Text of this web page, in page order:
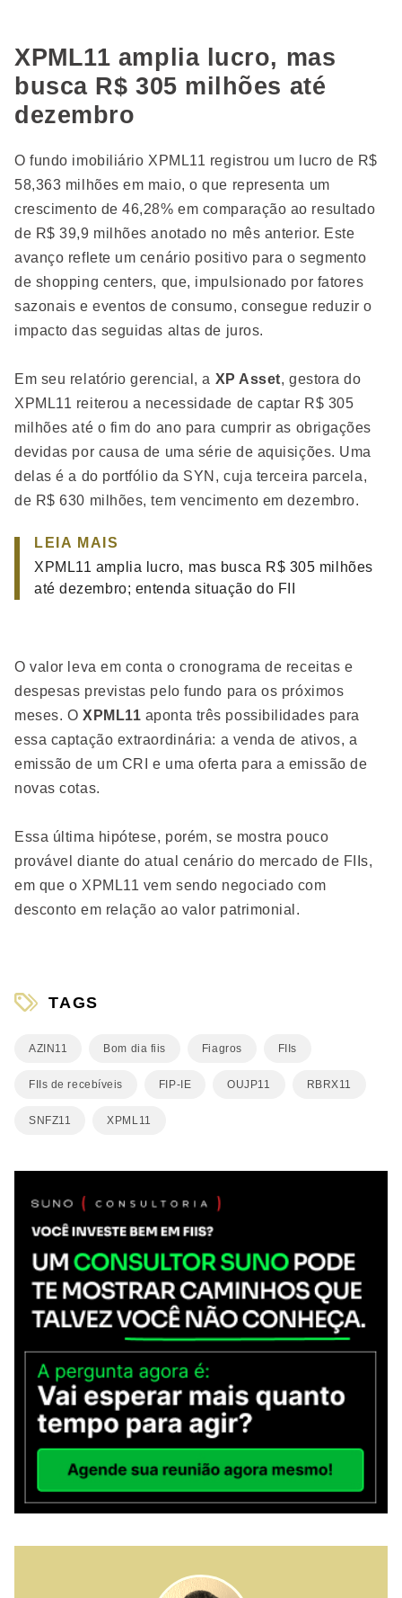
XPML11 amplia lucro, mas
busca R$ 305 milhões até
dezembro
O fundo imobiliário XPML11 registrou um lucro de R$
58,363 milhões em maio, o que representa um
crescimento de 46,28% em comparação ao resultado
de R$ 39,9 milhões anotado no mês anterior. Este
avanço reflete um cenário positivo para o segmento
de shopping centers, que, impulsionado por fatores
sazonais e eventos de consumo, consegue reduzir o
impacto das seguidas altas de juros.
Em seu relatório gerencial, a XP Asset, gestora do
XPML11 reiterou a necessidade de captar R$ 305
milhões até o fim do ano para cumprir as obrigações
devidas por causa de uma série de aquisições. Uma
delas é a do portfólio da SYN, cuja terceira parcela,
de R$ 630 milhões, tem vencimento em dezembro.
LEIA MAIS
XPML11 amplia lucro, mas busca R$ 305 milhões
até dezembro; entenda situação do FII
O valor leva em conta o cronograma de receitas e
despesas previstas pelo fundo para os próximos
meses. O XPML11 aponta três possibilidades para
essa captação extraordinária: a venda de ativos, a
emissão de um CRI e uma oferta para a emissão de
novas cotas.
Essa última hipótese, porém, se mostra pouco
provável diante do atual cenário do mercado de FIIs,
em que o XPML11 vem sendo negociado com
desconto em relação ao valor patrimonial.
TAGS
AZIN11 Bom dia fiis Fiagros FIIs
FIIs de recebíveis FIP-IE OUJP11 RBRX11
SNFZ11 XPML11